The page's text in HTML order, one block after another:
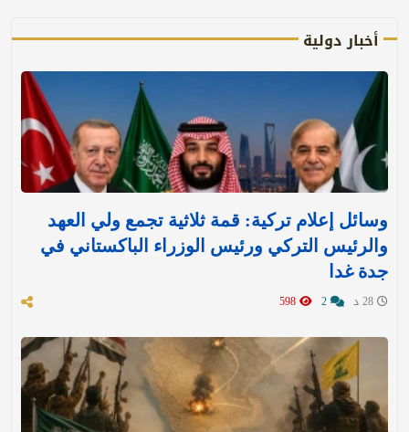
أخبار دولية
وسائل إعلام تركية: قمة ثلاثية تجمع ولي العهد
والرئيس التركي ورئيس الوزراء الباكستاني في
جدة غدا